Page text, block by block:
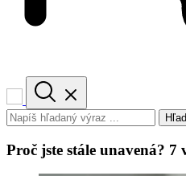
Proč jste stále unavená?